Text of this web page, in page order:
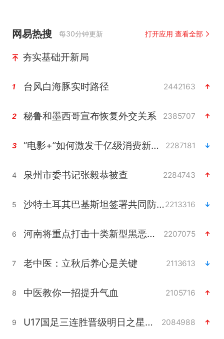
网易热搜 每30分钟更新 打开应用 查看全部
夯实基础开新局
1 台风白海豚实时路径 2442163
2 秘鲁和墨西哥宣布恢复外交关系 2385707
3 “电影+”如何激发千亿级消费新活力？ 2287181
4 泉州市委书记张毅恭被查 2284743
5 沙特土耳其巴基斯坦签署共同防务协议2213316
6 河南将重点打击十类新型黑恶犯罪 2207075
7 老中医：立秋后养心是关键 2113613
8 中医教你一招提升气血 2105716
9 U17国足三连胜晋级明日之星半决赛 2084988